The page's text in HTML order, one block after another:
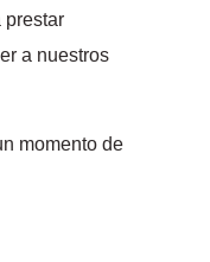
prestar
a nuestros
momento de